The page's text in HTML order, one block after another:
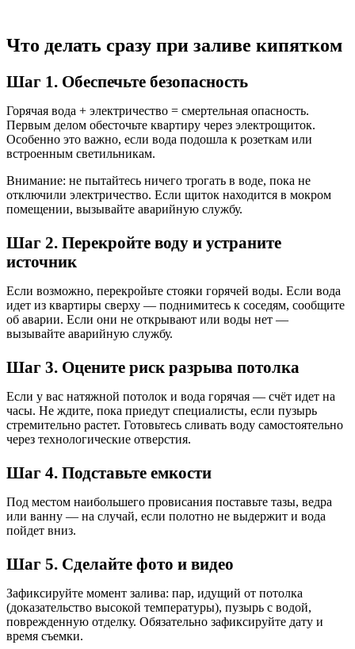
Что делать сразу при заливе кипятком
Шаг 1. Обеспечьте безопасность
Горячая вода + электричество = смертельная опасность.
Первым делом обесточьте квартиру через электрощиток.
Особенно это важно, если вода подошла к розеткам или
встроенным светильникам.
Внимание: не пытайтесь ничего трогать в воде, пока не
отключили электричество. Если щиток находится в мокром
помещении, вызывайте аварийную службу.
Шаг 2. Перекройте воду и устраните
источник
Если возможно, перекройьте стояки горячей воды. Если вода
идет из квартиры сверху — поднимитесь к соседям, сообщите
об аварии. Если они не открывают или воды нет —
вызывайте аварийную службу.
Шаг 3. Оцените риск разрыва потолка
Если у вас натяжной потолок и вода горячая — счёт идет на
часы. Не ждите, пока приедут специалисты, если пузырь
стремительно растет. Готовьтесь сливать воду самостоятельно
через технологические отверстия.
Шаг 4. Подставьте емкости
Под местом наибольшего провисания поставьте тазы, ведра
или ванну — на случай, если полотно не выдержит и вода
пойдет вниз.
Шаг 5. Сделайте фото и видео
Зафиксируйте момент залива: пар, идущий от потолка
(доказательство высокой температуры), пузырь с водой,
поврежденную отделку. Обязательно зафиксируйте дату и
время съемки.